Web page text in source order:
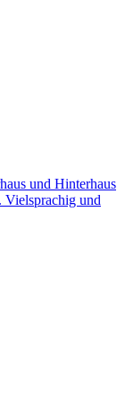
und Hinterhaus
Vielsprachig und